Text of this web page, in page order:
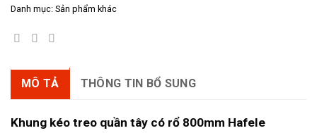
Danh mục: Sản phẩm khác
MÔ TẢ THÔNG TIN BỔ SUNG
Khung kéo treo quần tây có rổ 800mm Hafele